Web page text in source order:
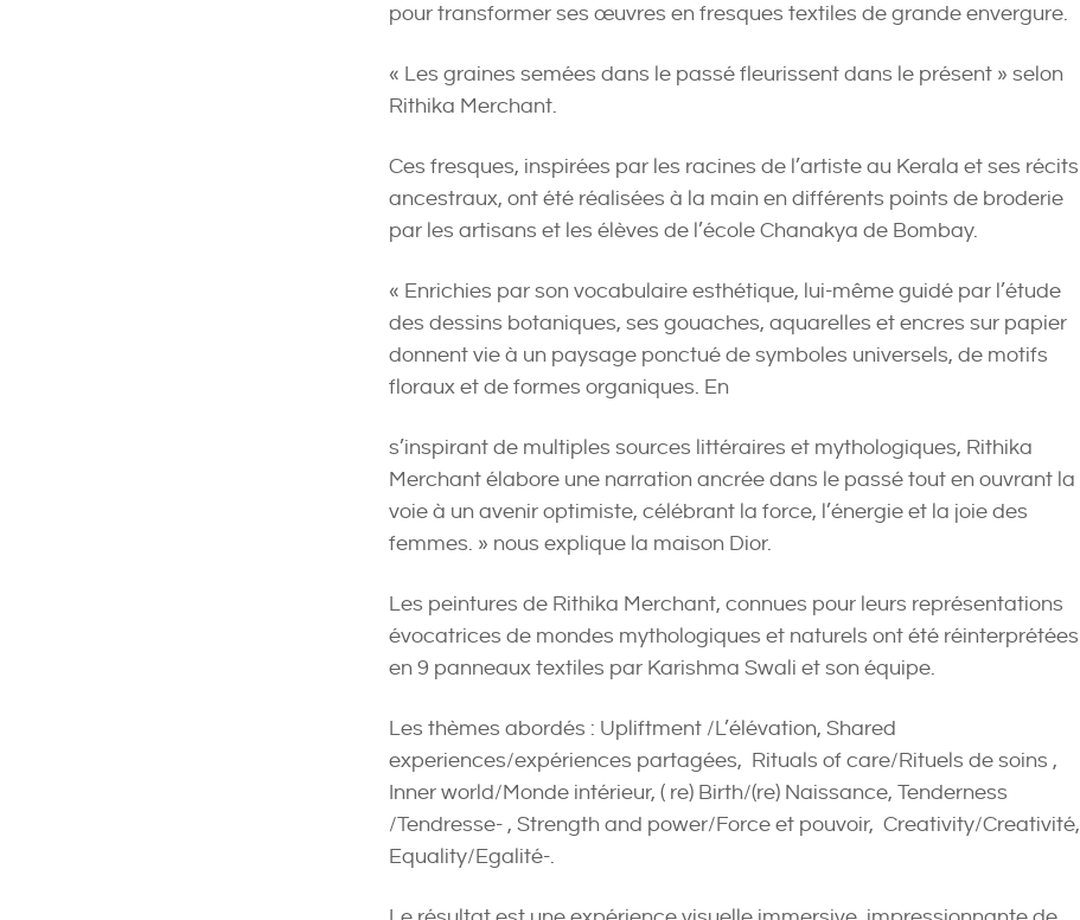
pour transformer ses œuvres en fresques textiles de grande envergure.
« Les graines semées dans le passé fleurissent dans le présent » selon
Rithika Merchant.
Ces fresques, inspirées par les racines de l’artiste au Kerala et ses récits
ancestraux, ont été réalisées à la main en différents points de broderie
par les artisans et les élèves de l’école Chanakya de Bombay.
« Enrichies par son vocabulaire esthétique, lui-même guidé par l’étude
des dessins botaniques, ses gouaches, aquarelles et encres sur papier
donnent vie à un paysage ponctué de symboles universels, de motifs
floraux et de formes organiques. En
s’inspirant de multiples sources littéraires et mythologiques, Rithika
Merchant élabore une narration ancrée dans le passé tout en ouvrant la
voie à un avenir optimiste, célébrant la force, l’énergie et la joie des
femmes. » nous explique la maison Dior.
Les peintures de Rithika Merchant, connues pour leurs représentations
évocatrices de mondes mythologiques et naturels ont été réinterprétées
en 9 panneaux textiles par Karishma Swali et son équipe.
Les thèmes abordés : Upliftment /L’élévation, Shared
experiences/expériences partagées, Rituals of care/Rituels de soins ,
Inner world/Monde intérieur, ( re) Birth/(re) Naissance, Tenderness
/Tendresse- , Strength and power/Force et pouvoir, Creativity/Creativité,
Equality/Egalité-.